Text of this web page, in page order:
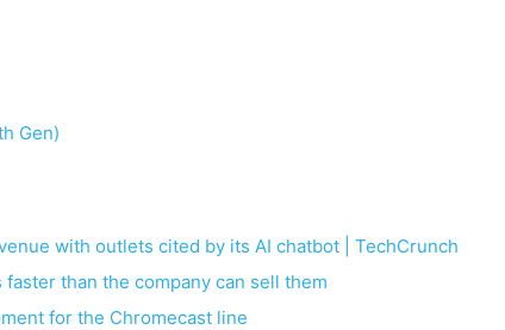
Gen)
with outlets cited by its AI chatbot | TechCrunch
than the company can sell them
for the Chromecast line